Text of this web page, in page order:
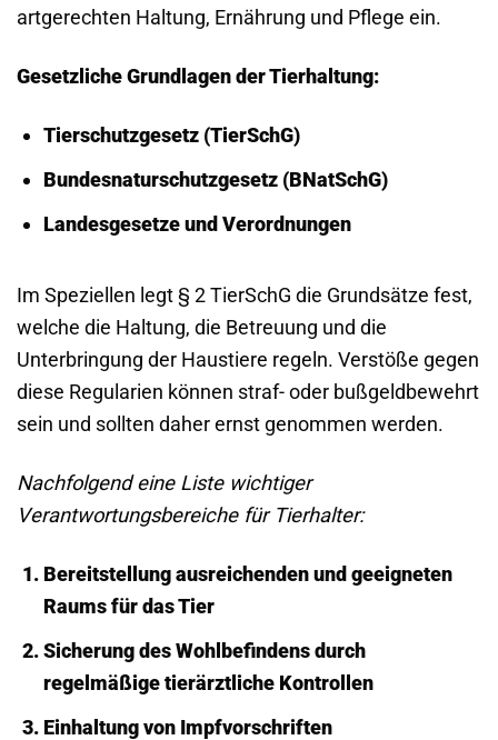
artgerechten Haltung, Ernährung und Pflege ein.
Gesetzliche Grundlagen der Tierhaltung:
Tierschutzgesetz (TierSchG)
Bundesnaturschutzgesetz (BNatSchG)
Landesgesetze und Verordnungen
Im Speziellen legt § 2 TierSchG die Grundsätze fest,
welche die Haltung, die Betreuung und die
Unterbringung der Haustiere regeln. Verstöße gegen
diese Regularien können straf- oder bußgeldbewehrt
sein und sollten daher ernst genommen werden.
Nachfolgend eine Liste wichtiger
Verantwortungsbereiche für Tierhalter:
Bereitstellung ausreichenden und geeigneten
Raums für das Tier
Sicherung des Wohlbefindens durch
regelmäßige tierärztliche Kontrollen
Einhaltung von Impfvorschriften